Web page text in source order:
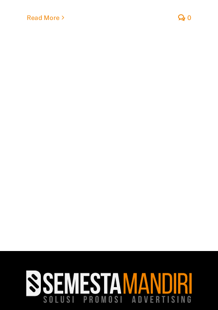
Read More 0